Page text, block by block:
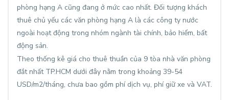
phòng hạng A cũng đang ở mức cao nhất. Đối tượng khách
thuê chủ yếu các văn phòng hạng A là các công ty nước
ngoài hoạt động trong nhóm ngành tài chính, bảo hiểm, bất
động sản.
Theo thống kê giá cho thuê thuần của 9 tòa nhà văn phòng
đắt nhất TP.HCM dưới đây nằm trong khoảng 39-54
USD/m2/tháng, chưa bao gồm phí dịch vụ, phí giữ xe và VAT.